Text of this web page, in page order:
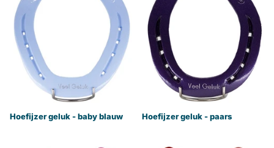
Hoefijzer geluk - baby blauw Hoefijzer geluk - paars